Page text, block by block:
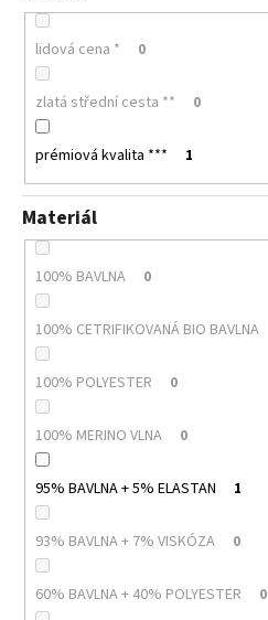
lidová cena * 0
zlatá střední cesta ** 0
prémiová kvalita *** 1
Materiál
100% BAVLNA 0
100% CETRIFIKOVANÁ BIO BAVLNA
100% POLYESTER 0
100% MERINO VLNA 0
95% BAVLNA + 5% ELASTAN 1
93% BAVLNA + 7% VISKÓZA 0
60% BAVLNA + 40% POLYESTER 0